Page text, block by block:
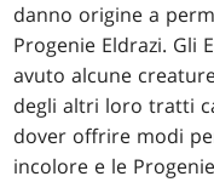
danno origine a
Progenie Eldrazi. Gli
avuto alcune
degli altri loro tratti
dover offrire modi
incolore e le